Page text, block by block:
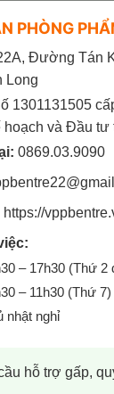
PHÒNG
Đường Tán
Long
1301131505
hoạch và Đầu tư
0869.03.9090
https://
– 17h30 (Thứ 2
– 11h30 (Thứ 7)
nhật nghỉ
hỗ trợ gấp,